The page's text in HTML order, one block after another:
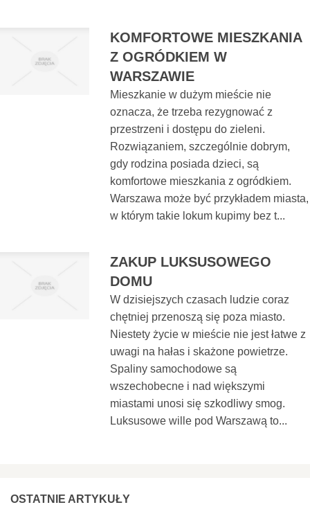
KOMFORTOWE MIESZKANIA
Z OGRÓDKIEM W
WARSZAWIE
Mieszkanie w dużym mieście nie
oznacza, że trzeba rezygnować z
przestrzeni i dostępu do zieleni.
Rozwiązaniem, szczególnie dobrym,
gdy rodzina posiada dzieci, są
komfortowe mieszkania z ogródkiem.
Warszawa może być przykładem miasta,
w którym takie lokum kupimy bez t...
ZAKUP LUKSUSOWEGO
DOMU
W dzisiejszych czasach ludzie coraz
chętniej przenoszą się poza miasto.
Niestety życie w mieście nie jest łatwe z
uwagi na hałas i skażone powietrze.
Spaliny samochodowe są
wszechobecne i nad większymi
miastami unosi się szkodliwy smog.
Luksusowe wille pod Warszawą to...
OSTATNIE ARTYKUŁY